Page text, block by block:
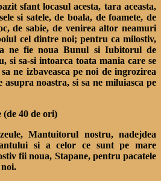
sfant locasul acesta, tara aceasta,
si satele, de boala, de foamete, de
de sabie, de venirea altor neamuri
cel dintre noi; pentru ca milostiv,
ne fie noua Bunul si Iubitorul de
si sa-si intoarca toata mania care se
ne izbaveasca pe noi de ingrozirea
asupra noastra, si sa ne miluiasca pe
(de 40 de ori)
Mantuitorul nostru, nadejdea
si a celor ce sunt pe mare
fii noua, Stapane, pentru pacatele
noi.